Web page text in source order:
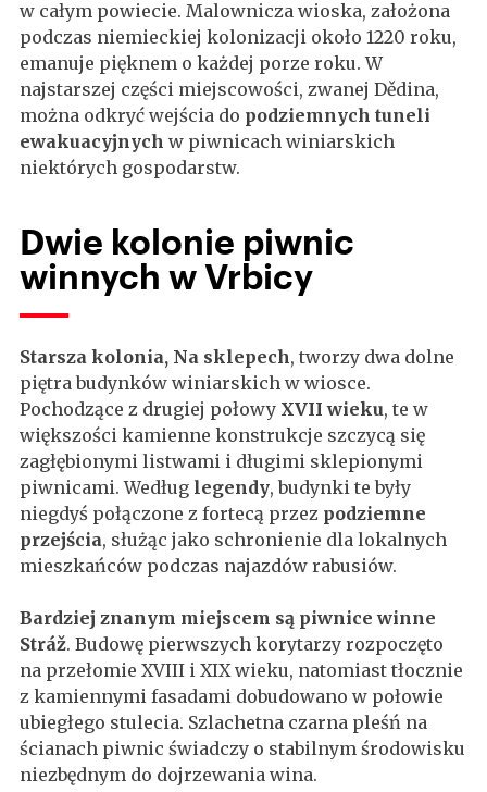
w całym powiecie. Malownicza wioska, założona
podczas niemieckiej kolonizacji około 1220 roku,
emanuje pięknem o każdej porze roku. W
najstarszej części miejscowości, zwanej Dědina,
można odkryć wejścia do podziemnych tuneli
ewakuacyjnych w piwnicach winiarskich
niektórych gospodarstw.
Dwie kolonie piwnic
winnych w Vrbicy
Starsza kolonia, Na sklepech, tworzy dwa dolne
piętra budynków winiarskich w wiosce.
Pochodzące z drugiej połowy XVII wieku, te w
większości kamienne konstrukcje szczycą się
zagłębionymi listwami i długimi sklepionymi
piwnicami. Według legendy, budynki te były
niegdyś połączone z fortecą przez podziemne
przejścia, służąc jako schronienie dla lokalnych
mieszkańców podczas najazdów rabusiów.
Bardziej znanym miejscem są piwnice winne
Stráž. Budowę pierwszych korytarzy rozpoczęto
na przełomie XVIII i XIX wieku, natomiast tłocznie
z kamiennymi fasadami dobudowano w połowie
ubiegłego stulecia. Szlachetna czarna pleśń na
ścianach piwnic świadczy o stabilnym środowisku
niezbędnym do dojrzewania wina.